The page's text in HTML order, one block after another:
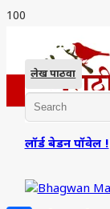
लेख पाठवा
लॉर्ड बेडन पॉवेल !